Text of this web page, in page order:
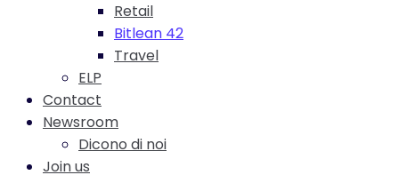
Retail
Bitlean 42
Travel
ELP
Contact
Newsroom
Dicono di noi
Join us